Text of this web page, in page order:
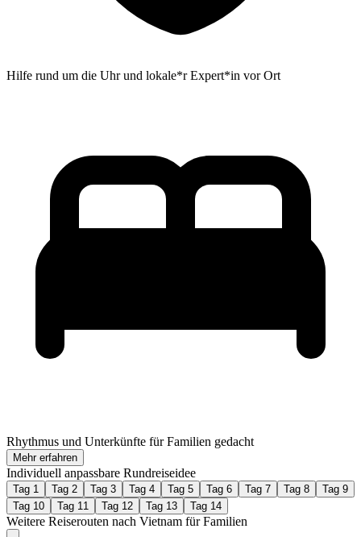
Hilfe rund um die Uhr und lokale*r Expert*in vor Ort
Rhythmus und Unterkünfte für Familien gedacht
Mehr erfahren
Individuell anpassbare Rundreiseidee
Tag 1 Tag 2 Tag 3 Tag 4 Tag 5 Tag 6 Tag 7 Tag 8
Tag 9
Tag 10
Tag 11 Tag 12 Tag 13 Tag 14
Weitere Reiserouten nach Vietnam für Familien